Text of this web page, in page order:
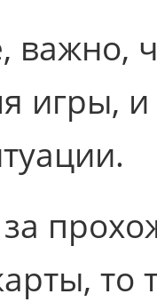
важно,
игры,
то